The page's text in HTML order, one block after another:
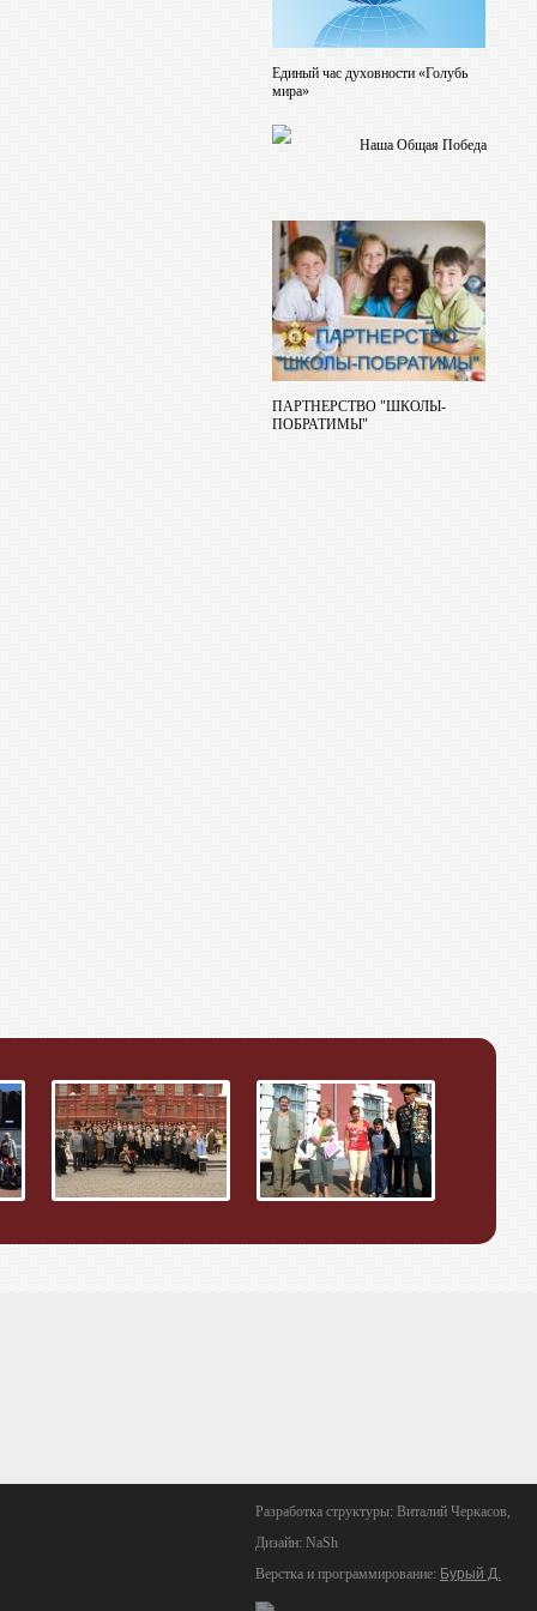
Единый час духовности «Голубь
мира»
Наша Общая Победа
ПАРТНЕРСТВО "ШКОЛЫ-
ПОБРАТИМЫ"
Разработка структуры: Виталий Черкасов,
Дизайн: NaSh
Верстка и программирование: Бурый Д.